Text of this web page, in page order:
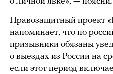
Правозащитный проект
напоминает, что по
призывники обязаны
о выездах из России на
если этот период